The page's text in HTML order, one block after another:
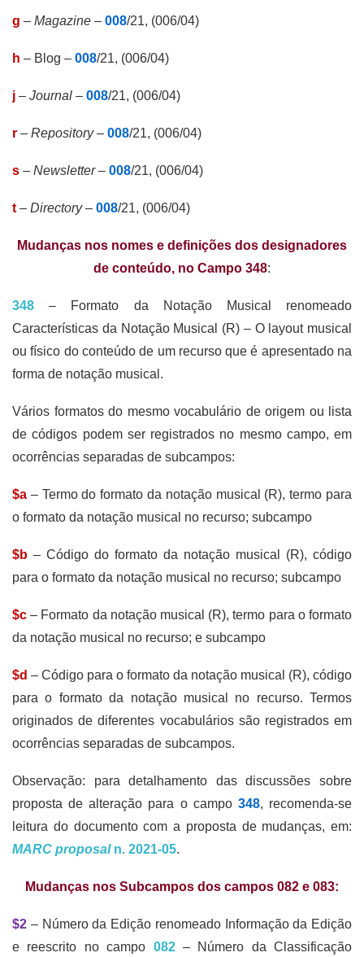
g – Magazine – 008/21, (006/04)
h – Blog – 008/21, (006/04)
j – Journal – 008/21, (006/04)
r – Repository– 008/21, (006/04)
s – Newsletter– 008/21, (006/04)
t – Directory– 008/21, (006/04)
Mudanças nos nomes e definições dos designadores
de conteúdo, no Campo 348:
348 – Formato da Notação Musical renomeado
Características da Notação Musical (R) – O layout musical
ou físico do conteúdo de um recurso que é apresentado na
forma de notação musical.
Vários formatos do mesmo vocabulário de origem ou lista
de códigos podem ser registrados no mesmo campo, em
ocorrências separadas de subcampos:
$a – Termo do formato da notação musical (R), termo para
o formato da notação musical no recurso; subcampo
$b – Código do formato da notação musical (R), código
para o formato da notação musical no recurso; subcampo
$c – Formato da notação musical (R), termo para o formato
da notação musical no recurso; e subcampo
$d – Código para o formato da notação musical (R), código
para o formato da notação musical no recurso. Termos
originados de diferentes vocabulários são registrados em
ocorrências separadas de subcampos.
Observação: para detalhamento das discussões sobre
proposta de alteração para o campo 348, recomenda-se
leitura do documento com a proposta de mudanças, em:
MARC proposaln. 2021-05.
Mudanças nos Subcampos dos campos 082 e 083:
$2 – Número da Edição renomeado Informação da Edição
e reescrito no campo 082– Número da Classificação